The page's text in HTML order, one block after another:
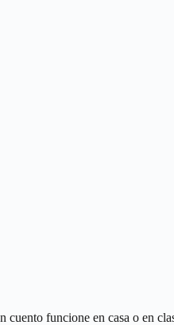
funcione en casa o en